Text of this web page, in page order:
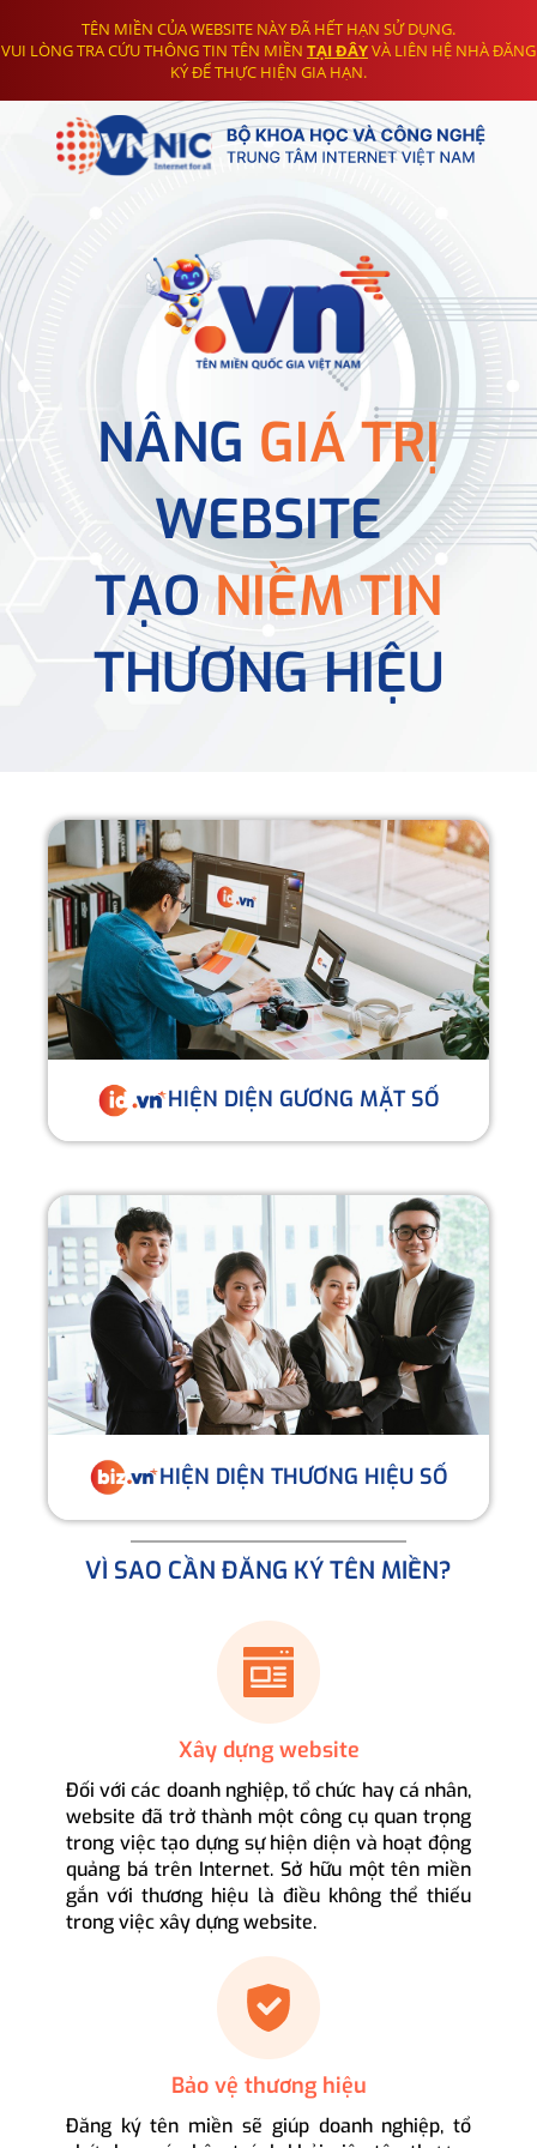
TÊN MIỀN CỦA WEBSITE NÀY ĐÃ HẾT HẠN SỬ DỤNG.
VUI LÒNG TRA CỨU THÔNG TIN TÊN MIỀN TẠI ĐÂYVÀ LIÊN HỆ NHÀ ĐĂNG
KÝ ĐỂ THỰC HIỆN GIA HẠN.
NÂNG GIÁ TRỊ
WEBSITE
TẠONIỀM TIN
THƯƠNG HIỆU
HIỆN DIỆN GƯƠNG MẶT SỐ
HIỆN DIỆN THƯƠNG HIỆU SỐ
VÌ SAO CẦN ĐĂNG KÝ TÊN MIỀN?
Xây dựng website
Đối với các doanh nghiệp, tổ chức hay cá nhân,
website đã trở thành một công cụ quan trọng
trong việc tạo dựng sự hiện diện và hoạt động
quảng bá trên Internet. Sở hữu một tên miền
gắn với thương hiệu là điều không thể thiếu
trong việc xây dựng website.
Bảo vệ thương hiệu
Đăng ký tên miền sẽ giúp doanh nghiệp, tổ